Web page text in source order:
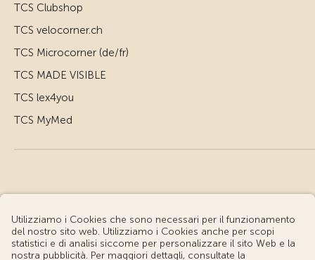
TCS Clubshop
TCS velocorner.ch
TCS Microcorner (de/fr)
TCS MADE VISIBLE
TCS lex4you
TCS MyMed